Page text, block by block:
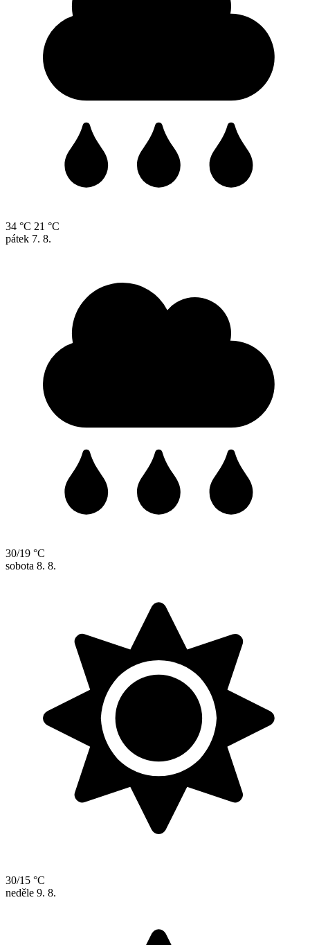
34 °C 21 °C
pátek 7. 8.
30/19 °C
sobota 8. 8.
30/15 °C
neděle 9. 8.